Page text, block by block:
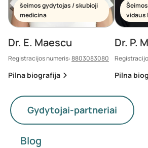
šeimos gydytojas / skubioji
medicina
Dr. E. Maescu
Registracijos numeris:8803083080
Pilna biografija
vidaus
Dr. P.
Pilna
Gydytojai-partneriai
Blog